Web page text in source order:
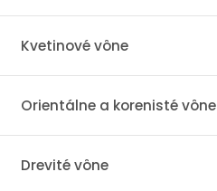
Kvetinové vône
Orientálne a korenisté vône
Drevité vône